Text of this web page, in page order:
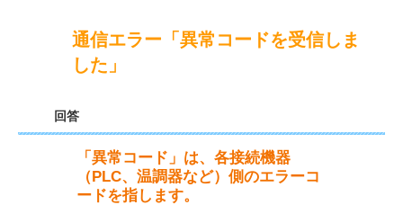
通信エラー「異常コードを受信しま
した」
回答
「異常コード」は、各接続機器
（PLC、温調器など）側のエラーコ
ードを指します。